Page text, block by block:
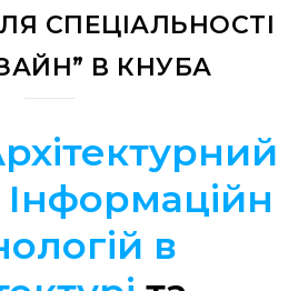
СПЕЦІАЛЬНОСТІ
В КНУБА
в